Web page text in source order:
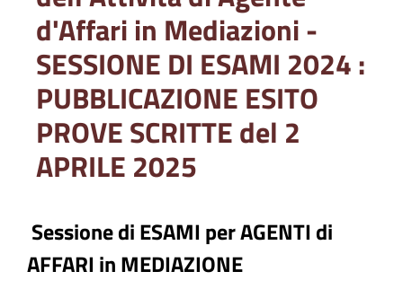
d'Affari in Mediazioni -
SESSIONE DI ESAMI 2024 :
PUBBLICAZIONE ESITO
PROVE SCRITTE del 2
APRILE 2025
Sessione di ESAMI per AGENTI di
AFFARI in MEDIAZIONE